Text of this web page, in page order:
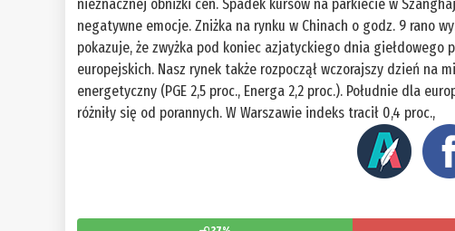
nieznacznej obniżki cen. Spadek kursów na parkiecie w
negatywne emocje. Zniżka na rynku w Chinach o godz. 9 rano
pokazuje, że zwyżka pod koniec azjatyckiego dnia
europejskich. Nasz rynek także rozpoczął wczorajszy dzień na
energetyczny (PGE 2,5 proc., Energa 2,2 proc.). Południe dla
różniły się od porannych. W Warszawie indeks tracił 0,4 proc.,